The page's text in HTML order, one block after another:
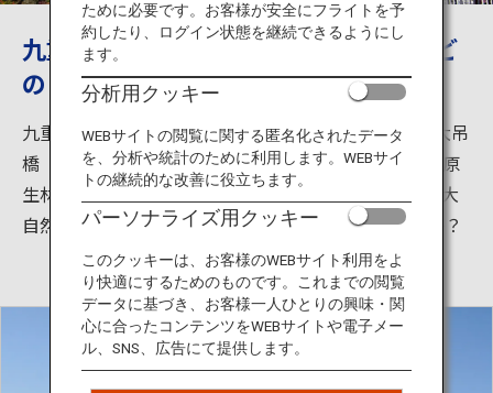
ANA サービス
九重の夢大吊橋は日本一。龍門の滝など
の自然など観光スポットが豊富
九重”夢”大吊橋は長さ390ｍ、高さ173ｍの日本一の大吊
橋（歩行者専用）です。橋からは震動の滝と九酔渓の原
生林が一望でき、四季折々の渓谷美が堪能できます。大
自然を感じるために、一度訪れてはいかがでしょうか？
ために必要です。お客様が安全にフライトを予
約したり、ログイン状態を継続できるようにし
ます。
分析用クッキー
WEBサイトの閲覧に関する匿名化されたデータ
を、分析や統計のために利用します。WEBサイ
トの継続的な改善に役立ちます。
パーソナライズ用クッキー
このクッキーは、お客様のWEBサイト利用をよ
り快適にするためのものです。これまでの閲覧
データに基づき、お客様一人ひとりの興味・関
心に合ったコンテンツをWEBサイトや電子メー
ル、SNS、広告にて提供します。